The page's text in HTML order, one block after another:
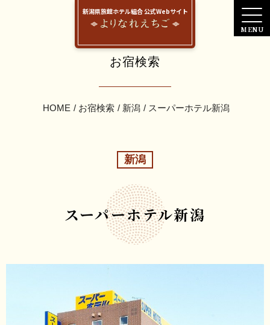
新潟県旅館ホテル組合 公式Webサイト
お宿検索
HOME お宿検索 新潟 スーパーホテル新潟
新潟
スーパーホテル新潟